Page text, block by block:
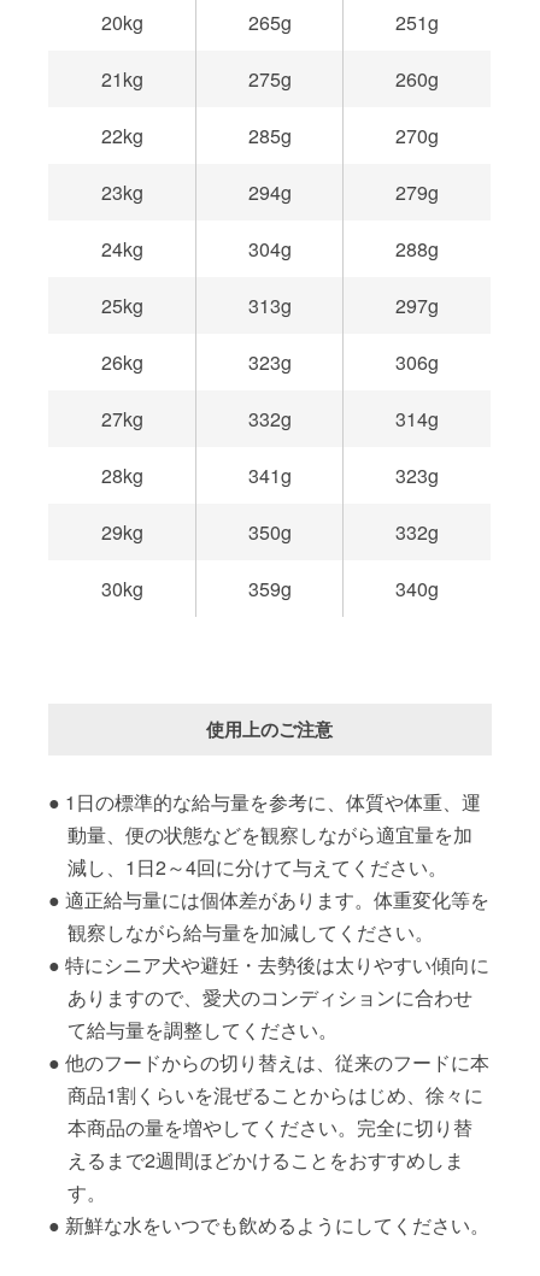
20kg 265g 251g
21kg 275g 260g
22kg 285g 270g
23kg 294g 279g
24kg 304g 288g
25kg 313g 297g
26kg 323g 306g
27kg 332g 314g
28kg 341g 323g
29kg 350g 332g
30kg 359g 340g
使用上のご注意
1日の標準的な給与量を参考に、体質や体重、運
動量、便の状態などを観察しながら適宜量を加
減し、1日2～4回に分けて与えてください。
適正給与量には個体差があります。体重変化等を
観察しながら給与量を加減してください。
特にシニア犬や避妊・去勢後は太りやすい傾向に
ありますので、愛犬のコンディションに合わせ
て給与量を調整してください。
他のフードからの切り替えは、従来のフードに本
商品1割くらいを混ぜることからはじめ、徐々に
本商品の量を増やしてください。完全に切り替
えるまで2週間ほどかけることをおすすめしま
す。
新鮮な水をいつでも飲めるようにしてください。